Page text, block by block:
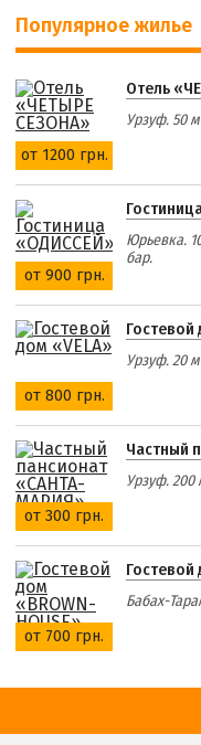
Популярное жилье
от 1200 грн.
Отель
Урзуф. 50
от 900 грн.
Юрьевка.
бар.
от 800 грн.
Гостевой
Урзуф. 20
от 300 грн.
Частный
Урзуф. 200
от 700 грн.
Гостевой
Бабах-